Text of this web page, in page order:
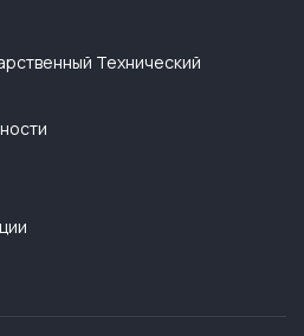
Технический